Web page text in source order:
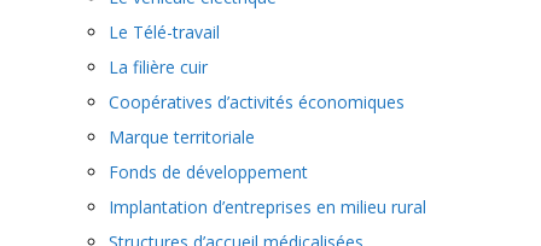
Le Télé-travail
La filière cuir
Coopératives d’activités économiques
Marque territoriale
Fonds de développement
Implantation d’entreprises en milieu rural